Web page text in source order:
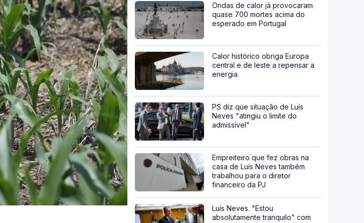
Ondas de calor já provocaram
quase 700 mortes acima do
esperado em Portugal
Calor histórico obriga Europa
central e de leste a repensar a
energia
PS diz que situação de Luís
Neves "atingiu o limite do
admissível"
Empreiteiro que fez obras na
casa de Luís Neves também
trabalhou para o diretor
financeiro da PJ
Luís Neves. "Estou
absolutamente tranquilo" com